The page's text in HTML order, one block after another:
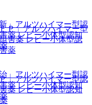
」 アルツハイマー型認
薬 レビー小体型認知
」 アルツハイマー型認
薬 レビー小体型認知
Ｐ」アルツハイマー型
害薬 レビー小体型認
薬
」アルツハイマー型認
薬 レビー小体型認知